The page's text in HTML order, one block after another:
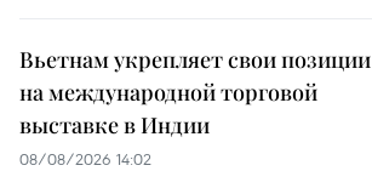
Вьетнам укрепляет свои позиции
на международной торговой
выставке в Индии
08/08/2026 14:02